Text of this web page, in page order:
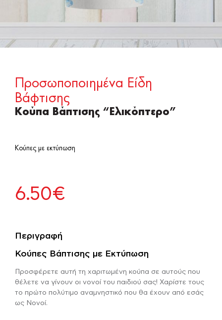
Προσωποποιημένα Είδη
Βάφτισης
Κούπα Βάπτισης “Ελικόπτερο”
Κούπες με εκτύπωση
6.50€
Περιγραφή
Κούπες Βάπτισης με Εκτύπωση
Προσφέρετε αυτή τη χαριτωμένη κούπα σε αυτούς που
θέλετε να γίνουν οι νονοί του παιδιού σας! Χαρίστε τους
το πρώτο πολύτιμο αναμνηστικό που θα έχουν από εσάς
ως Νονοί.